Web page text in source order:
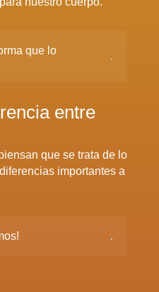
que lo
entre
que se trata de lo
importantes a